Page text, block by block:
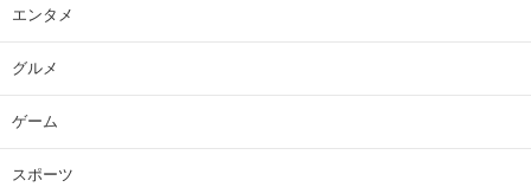
エンタメ
グルメ
ゲーム
スポーツ